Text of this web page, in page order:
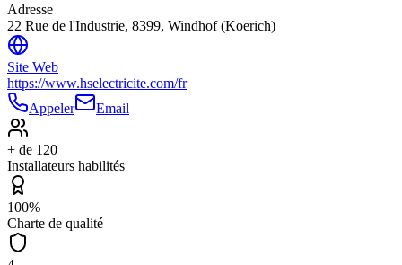
Adresse
22 Rue de l'Industrie, 8399, Windhof (Koerich)
Site Web
https://www.hselectricite.com/fr
Appeler
Email
+ de 120
Installateurs habilités
100%
Charte de qualité